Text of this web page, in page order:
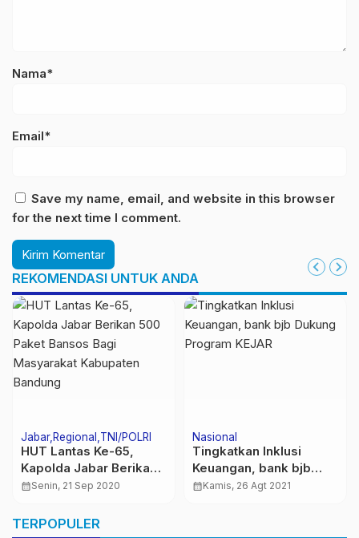
Nama*
Email*
Save my name, email, and website in this browser
for the next time I comment.
REKOMENDASI UNTUK ANDA
Bandung Raya Jabar
Pemerintahan
Kota Bandung Raih
Penghargaan
Penanganan Kebakaran
Bencana
Ekonomi
bank bjb bersama
Pemprov Jabar Tebar
Benih Udang Vaname di
calendar_monthJumat, 2 Sep 2022
TERPOPULER